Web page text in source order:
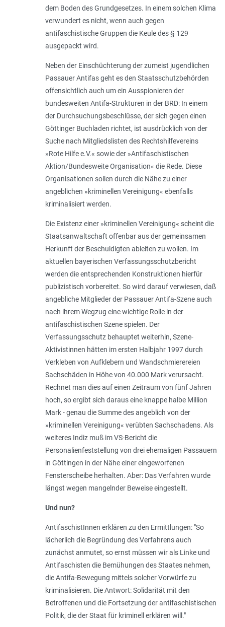
dem Boden des Grundgesetzes. In einem solchen Klima
verwundert es nicht, wenn auch gegen
antifaschistische Gruppen die Keule des § 129
ausgepackt wird.
Neben der Einschüchterung der zumeist jugendlichen
Passauer Antifas geht es den Staatsschutzbehörden
offensichtlich auch um ein Ausspionieren der
bundesweiten Antifa-Strukturen in der BRD: In einem
der Durchsuchungsbeschlüsse, der sich gegen einen
Göttinger Buchladen richtet, ist ausdrücklich von der
Suche nach Mitgliedslisten des Rechtshilfevereins
»Rote Hilfe e.V.« sowie der »Antifaschistischen
Aktion/Bundesweite Organisation« die Rede. Diese
Organisationen sollen durch die Nähe zu einer
angeblichen »kriminellen Vereinigung« ebenfalls
kriminalisiert werden.
Die Existenz einer »kriminellen Vereinigung« scheint die
Staatsanwaltschaft offenbar aus der gemeinsamen
Herkunft der Beschuldigten ableiten zu wollen. Im
aktuellen bayerischen Verfassungsschutzbericht
werden die entsprechenden Konstruktionen hierfür
publizistisch vorbereitet. So wird darauf verwiesen, daß
angebliche Mitglieder der Passauer Antifa-Szene auch
nach ihrem Wegzug eine wichtige Rolle in der
antifaschistischen Szene spielen. Der
Verfassungsschutz behauptet weiterhin, Szene-
Aktivistinnen hätten im ersten Halbjahr 1997 durch
Verkleben von Aufklebern und Wandschmierereien
Sachschäden in Höhe von 40.000 Mark verursacht.
Rechnet man dies auf einen Zeitraum von fünf Jahren
hoch, so ergibt sich daraus eine knappe halbe Million
Mark - genau die Summe des angeblich von der
»kriminellen Vereinigung« verübten Sachschadens. Als
weiteres Indiz muß im VS-Bericht die
Personalienfeststellung von drei ehemaligen Passauern
in Göttingen in der Nähe einer eingeworfenen
Fensterscheibe herhalten. Aber: Das Verfahren wurde
längst wegen mangelnder Beweise eingestellt.
Und nun?
AntifaschistInnen erklären zu den Ermittlungen: "So
lächerlich die Begründung des Verfahrens auch
zunächst anmutet, so ernst müssen wir als Linke und
Antifaschisten die Bemühungen des Staates nehmen,
die Antifa-Bewegung mittels solcher Vorwürfe zu
kriminalisieren. Die Antwort: Solidarität mit den
Betroffenen und die Fortsetzung der antifaschistischen
Politik, die der Staat für kriminell erklären will ."